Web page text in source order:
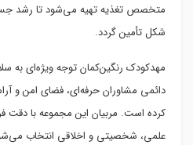
متخصص تغذیه تهیه می‌شود تا رشد
شکل تأمین گردد.
مهدکودک رنگین‌کمان توجه ویژه‌ای به
دائمی مشاوران حرفه‌ای، فضای امن و
کرده است. مربیان این مجموعه با دقت
علمی، شخصیتی و اخلاقی انتخاب